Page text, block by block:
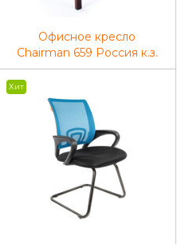
Офисное кресло
Chairman 659 Россия к.з.
Терра 101 беж матовый/
Хит